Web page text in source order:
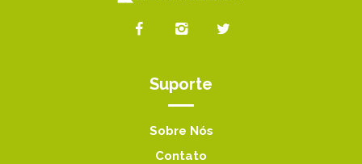
Suporte
Sobre Nós
Contato